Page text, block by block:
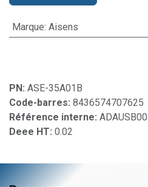
Marque: Aisens
PN: ASE-35A01B
Code-barres: 8436574707625
Référence interne:
Deee HT: 0.02